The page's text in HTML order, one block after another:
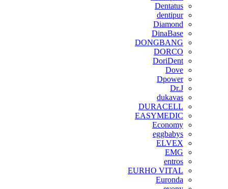
Dentatus
dentipur
‌Diamond
DinaBase
DONGBANG
DORCO
DoriDent
Dove
Dpower
Dr.J
dukavas
DURACELL
EASYMEDIC
Economy
eggbabys
ELVEX
EMG
entros
EURHO VITAL
Euronda